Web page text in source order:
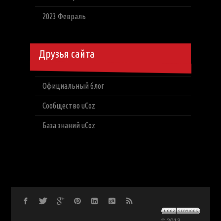
2023 Февраль
Друзья сайта
Официальный блог
Сообщество uCoz
База знаний uCoz